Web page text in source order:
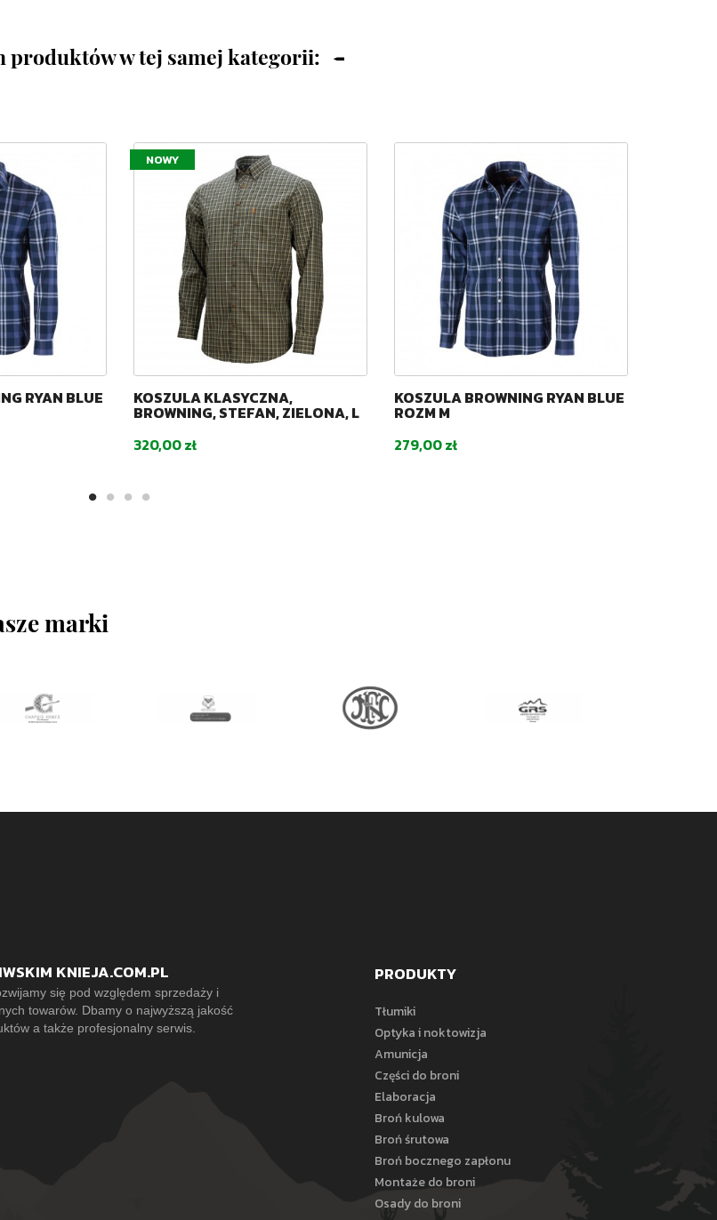
produktów w tej samej kategorii:
RYAN BLUE KOSZULA KLASYCZNA,
BROWNING, STEFAN, ZIELONA, L
Cena
320,00 zł
NOWY
KOSZULA BROWNING RYAN BLUE
ROZM M
Cena
279,00 zł
marki
KNIEJA.COM.PL
się pod względem sprzedaży i
towarów. Dbamy o najwyższą jakość
a także profesjonalny serwis.
PRODUKTY
Tłumiki
Optyka i noktowizja
Amunicja
Części do broni
Elaboracja
Broń kulowa
Broń śrutowa
Broń bocznego zapłonu
Montaże do broni
Osady do broni